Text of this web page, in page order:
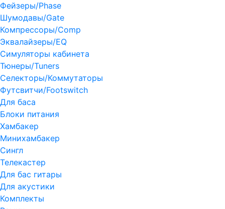
Фейзеры/Phase
Шумодавы/Gate
Компрессоры/Comp
Эквалайзеры/EQ
Симуляторы кабинета
Тюнеры/Tuners
Селекторы/Коммутаторы
Футсвитчи/Footswitch
Для баса
Блоки питания
Хамбакер
Минихамбакер
Сингл
Телекастер
Для бас гитары
Для акустики
Комплекты